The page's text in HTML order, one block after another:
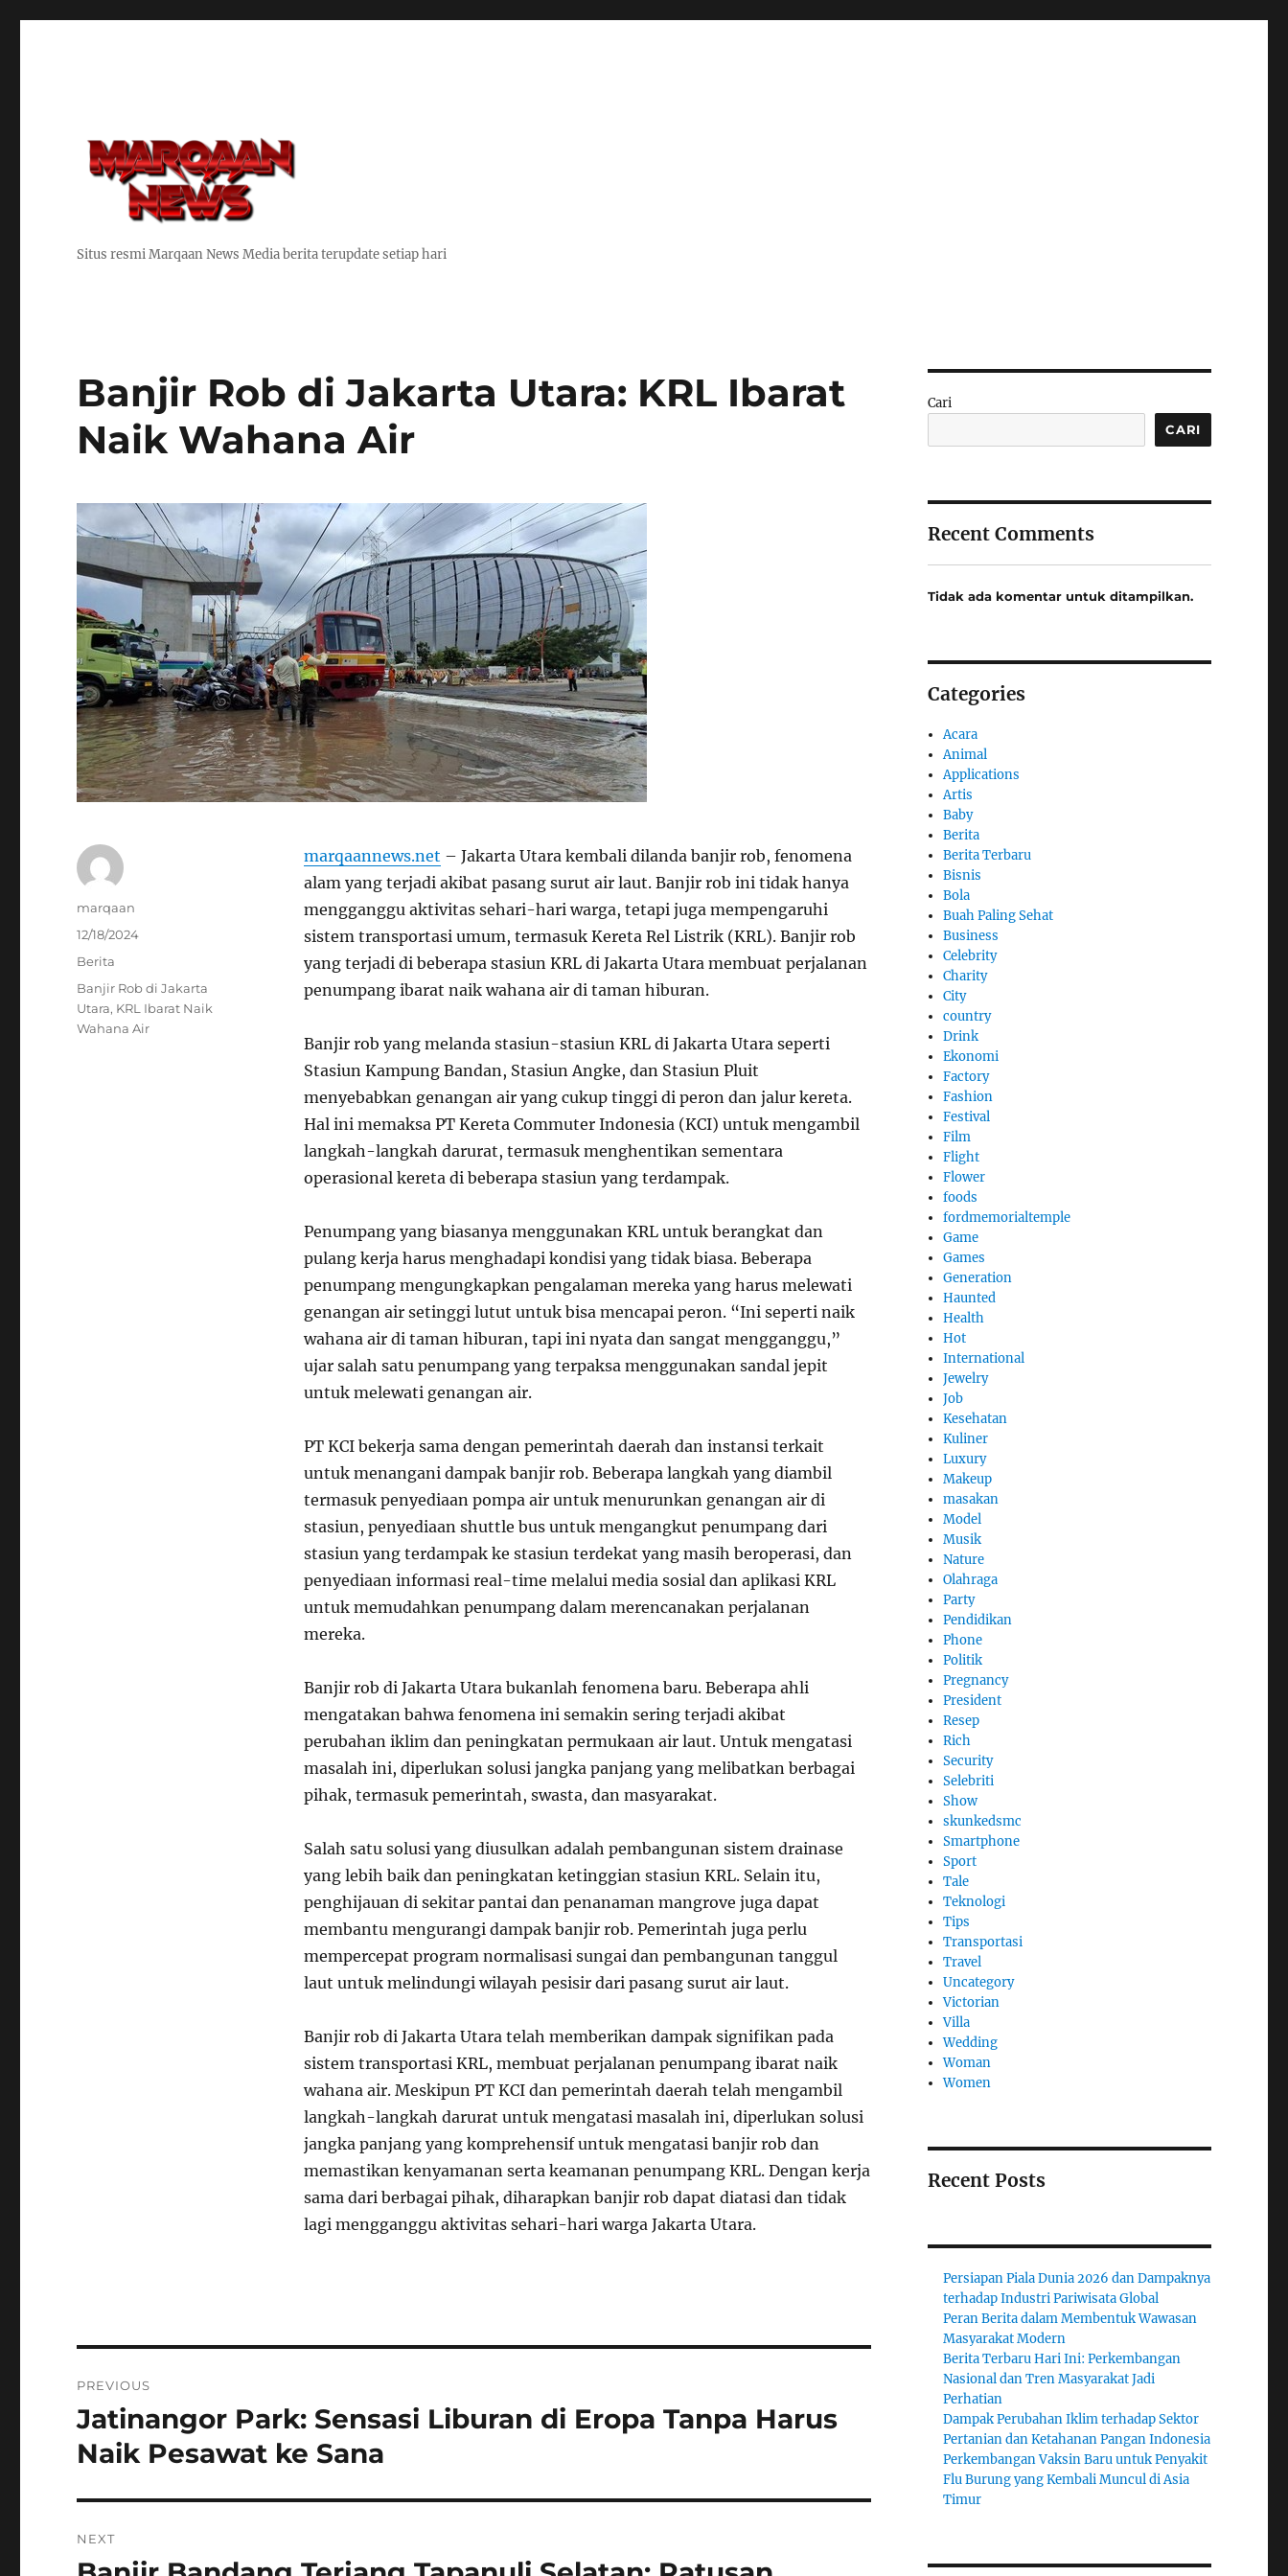
Situs resmi Marqaan News Media berita terupdate setiap hari
Banjir Rob di Jakarta Utara: KRL Ibarat
Naik Wahana Air
marqaannews.net – Jakarta Utara kembali dilanda banjir rob, fenomena
alam yang terjadi akibat pasang surut air laut. Banjir rob ini tidak hanya
mengganggu aktivitas sehari-hari warga, tetapi juga mempengaruhi
sistem transportasi umum, termasuk Kereta Rel Listrik (KRL). Banjir rob
yang terjadi di beberapa stasiun KRL di Jakarta Utara membuat perjalanan
penumpang ibarat naik wahana air di taman hiburan.
Banjir rob yang melanda stasiun-stasiun KRL di Jakarta Utara seperti
Stasiun Kampung Bandan, Stasiun Angke, dan Stasiun Pluit
menyebabkan genangan air yang cukup tinggi di peron dan jalur kereta.
Hal ini memaksa PT Kereta Commuter Indonesia (KCI) untuk mengambil
langkah-langkah darurat, termasuk menghentikan sementara
operasional kereta di beberapa stasiun yang terdampak.
Penumpang yang biasanya menggunakan KRL untuk berangkat dan
pulang kerja harus menghadapi kondisi yang tidak biasa. Beberapa
penumpang mengungkapkan pengalaman mereka yang harus melewati
genangan air setinggi lutut untuk bisa mencapai peron. “Ini seperti naik
wahana air di taman hiburan, tapi ini nyata dan sangat mengganggu,”
ujar salah satu penumpang yang terpaksa menggunakan sandal jepit
untuk melewati genangan air.
PT KCI bekerja sama dengan pemerintah daerah dan instansi terkait
untuk menangani dampak banjir rob. Beberapa langkah yang diambil
termasuk penyediaan pompa air untuk menurunkan genangan air di
stasiun, penyediaan shuttle bus untuk mengangkut penumpang dari
stasiun yang terdampak ke stasiun terdekat yang masih beroperasi, dan
penyediaan informasi real-time melalui media sosial dan aplikasi KRL
untuk memudahkan penumpang dalam merencanakan perjalanan
mereka.
Banjir rob di Jakarta Utara bukanlah fenomena baru. Beberapa ahli
mengatakan bahwa fenomena ini semakin sering terjadi akibat
perubahan iklim dan peningkatan permukaan air laut. Untuk mengatasi
masalah ini, diperlukan solusi jangka panjang yang melibatkan berbagai
pihak, termasuk pemerintah, swasta, dan masyarakat.
Salah satu solusi yang diusulkan adalah pembangunan sistem drainase
yang lebih baik dan peningkatan ketinggian stasiun KRL. Selain itu,
penghijauan di sekitar pantai dan penanaman mangrove juga dapat
membantu mengurangi dampak banjir rob. Pemerintah juga perlu
mempercepat program normalisasi sungai dan pembangunan tanggul
laut untuk melindungi wilayah pesisir dari pasang surut air laut.
Banjir rob di Jakarta Utara telah memberikan dampak signifikan pada
sistem transportasi KRL, membuat perjalanan penumpang ibarat naik
wahana air. Meskipun PT KCI dan pemerintah daerah telah mengambil
langkah-langkah darurat untuk mengatasi masalah ini, diperlukan solusi
jangka panjang yang komprehensif untuk mengatasi banjir rob dan
memastikan kenyamanan serta keamanan penumpang KRL. Dengan kerja
sama dari berbagai pihak, diharapkan banjir rob dapat diatasi dan tidak
lagi mengganggu aktivitas sehari-hari warga Jakarta Utara.
Author
marqaan
Posted
12/18/2024
Categories
Berita
Tags
Banjir Rob di Jakarta
Utara, KRL Ibarat Naik
Wahana Air
pos
PREVIOUS
Previous
post:
Jatinangor Park: Sensasi Liburan di Eropa Tanpa Harus
Naik Pesawat ke Sana
NEXT
Next
Cari
CARI
Recent Comments
Tidak ada komentar untuk ditampilkan.
Categories
Acara
Animal
Applications
Artis
Baby
Berita
Berita Terbaru
Bisnis
Bola
Buah Paling Sehat
Business
Celebrity
Charity
City
country
Drink
Ekonomi
Factory
Fashion
Festival
Film
Flight
Flower
foods
fordmemorialtemple
Game
Games
Generation
Haunted
Health
Hot
International
Jewelry
Job
Kesehatan
Kuliner
Luxury
Makeup
masakan
Model
Musik
Nature
Olahraga
Party
Pendidikan
Phone
Politik
Pregnancy
President
Resep
Rich
Security
Selebriti
Show
skunkedsmc
Smartphone
Sport
Tale
Teknologi
Tips
Transportasi
Travel
Uncategory
Victorian
Villa
Wedding
Woman
Women
Recent Posts
Persiapan Piala Dunia 2026 dan Dampaknya
terhadap Industri Pariwisata Global
Peran Berita dalam Membentuk Wawasan
Masyarakat Modern
Berita Terbaru Hari Ini: Perkembangan
Nasional dan Tren Masyarakat Jadi
Perhatian
Dampak Perubahan Iklim terhadap Sektor
Pertanian dan Ketahanan Pangan Indonesia
Perkembangan Vaksin Baru untuk Penyakit
Flu Burung yang Kembali Muncul di Asia
Timur